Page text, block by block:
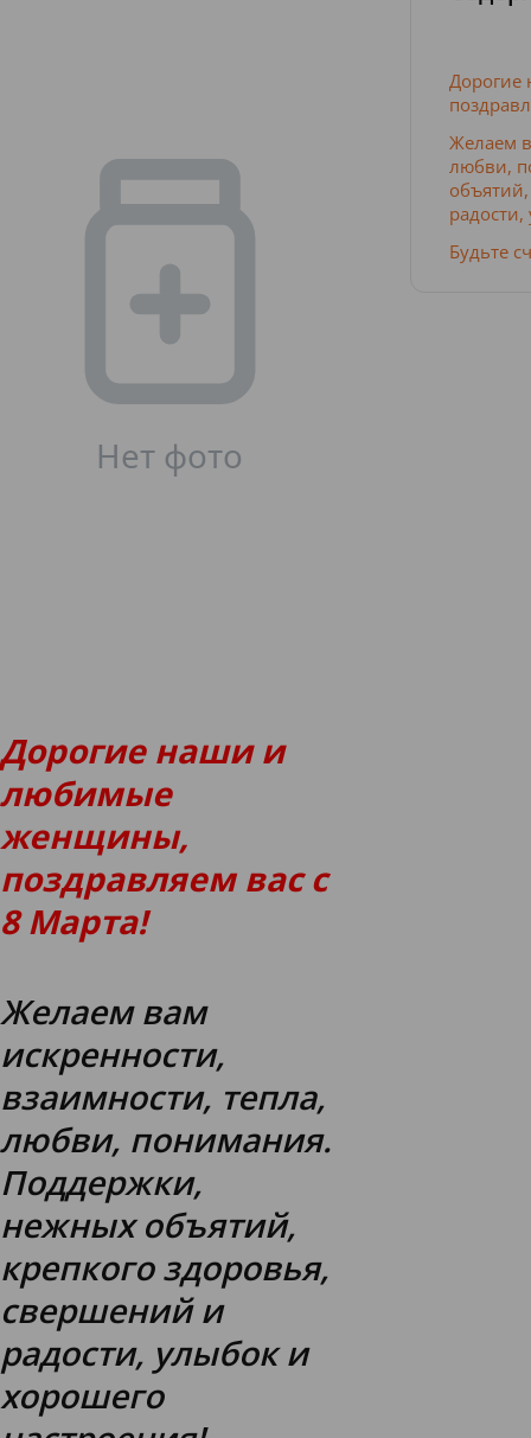
Дорогие наши и
любимые
женщины,
поздравляем вас с
8 Марта!
Желаем вам
искренности,
взаимности, тепла,
любви, понимания.
Поддержки,
нежных объятий,
крепкого здоровья,
свершений и
радости, улыбок и
хорошего
Желаем
любви,
Будьте